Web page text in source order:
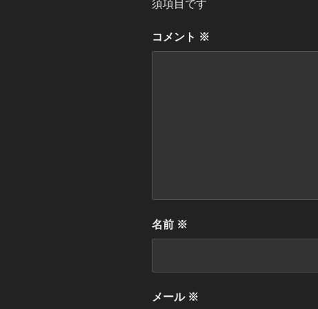
須項目です
コメント ※
名前 ※
メール ※